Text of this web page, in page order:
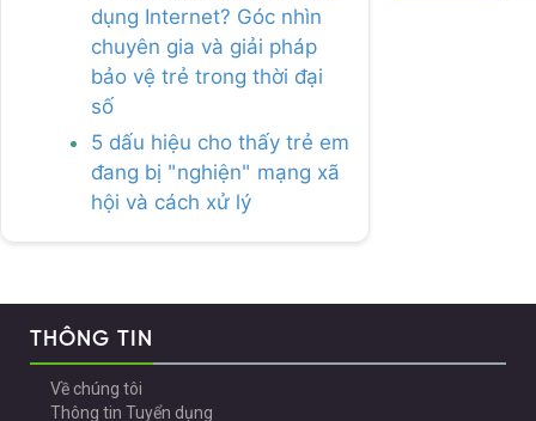
dụng Internet? Góc nhìn
chuyên gia và giải pháp
bảo vệ trẻ trong thời đại
số
5 dấu hiệu cho thấy trẻ em
đang bị "nghiện" mạng xã
hội và cách xử lý
THÔNG TIN
Về chúng tôi
Thông tin Tuyển dụng